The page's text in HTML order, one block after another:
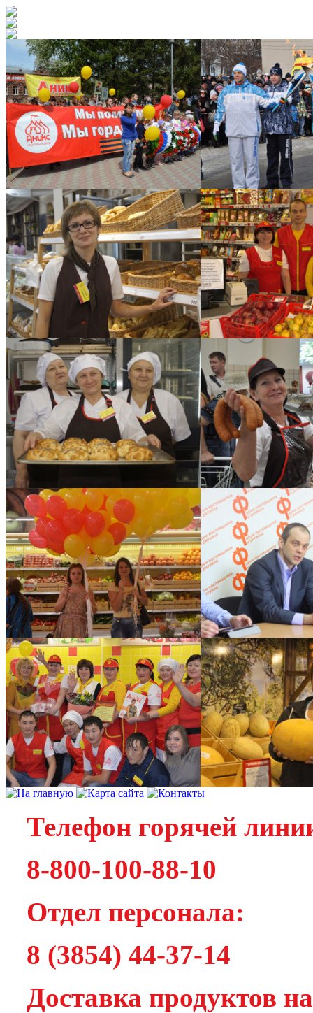
Телефон горячей
8-800-100-88-10
Отдел персонала:
8 (3854) 44-37-14
Доставка продуктов